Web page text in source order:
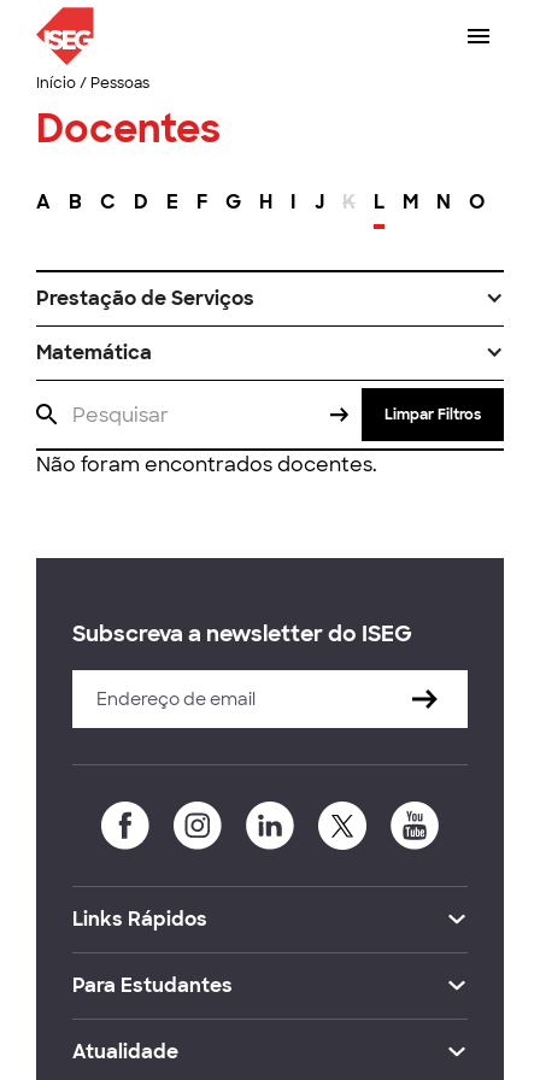
Início/ Pessoas
Docentes
A B C D E F G H I J K L M N O
Prestação de Serviços
Matemática
Limpar Filtros
Não foram encontrados docentes.
Subscreva a newsletter do ISEG
Links Rápidos
Para Estudantes
Atualidade